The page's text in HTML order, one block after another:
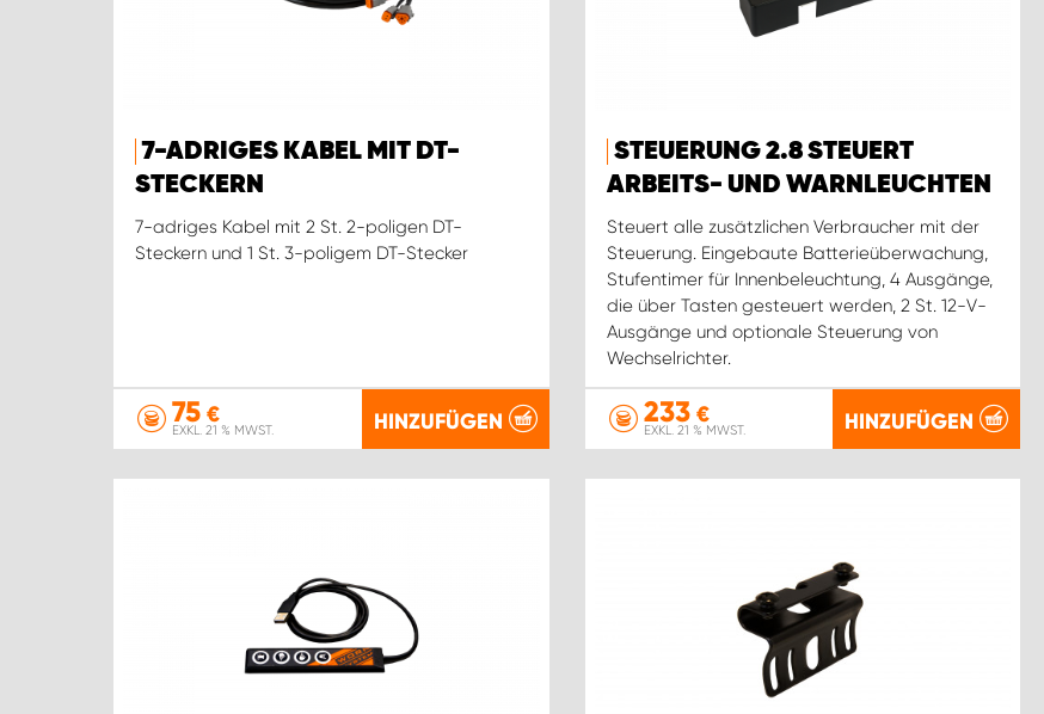
7-ADRIGES KABEL MIT DT-
STECKERN
7-adriges Kabel mit 2 St. 2-poligen DT-
Steckern und 1 St. 3-poligem DT-Stecker
75 €
EXKL. 21 % MWST. HINZUFÜGEN
STEUERUNG 2.8 STEUERT
ARBEITS- UND WARNLEUCHTEN
Steuert alle zusätzlichen Verbraucher mit der
Steuerung. Eingebaute Batterieüberwachung,
Stufentimer für Innenbeleuchtung, 4 Ausgänge,
die über Tasten gesteuert werden, 2 St. 12-V-
Ausgänge und optionale Steuerung von
Wechselrichter.
233€
EXKL. 21 % MWST. HINZUFÜGEN